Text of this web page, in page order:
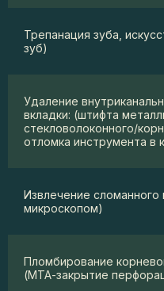
Трепанация зуба,
зуб)
Удаление
вкладки: (штифта
стекловолоконного/
отломка инструмента в
Извлечение
микроскопом)
Пломбирование
(МТА-закрытие